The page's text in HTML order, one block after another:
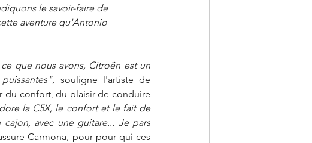
le savoir-faire de
aventure qu'Antonio
que nous avons, Citroën est un
, souligne l'artiste de
du confort, du plaisir de conduire
la C5X, le confort et le fait de
avec une guitare... Je pars
Carmona, pour pour qui ces